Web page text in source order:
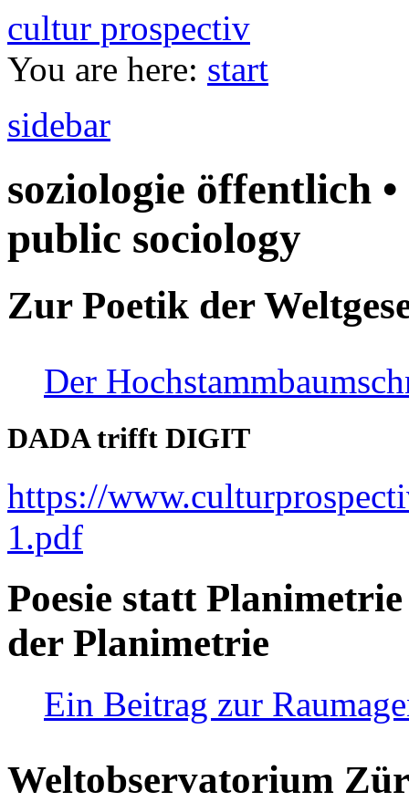
cultur prospectiv
You are here: start
sidebar
soziologie öffentlich
public sociology
Zur Poetik der
Der
DADA trifft DIGIT
https://
1.pdf
Poesie statt
der Planimetrie
Ein Beitrag zur
Weltobservatorium